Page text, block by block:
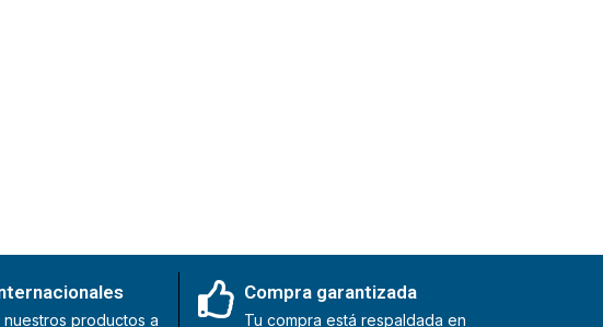
nuestros productos a
Compra garantizada
Tu compra está respaldada en